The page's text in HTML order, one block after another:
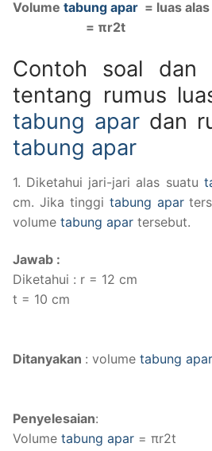
Volume tabung apar = luas
= πr2t
Contoh soal dan
tentang rumus
tabung apar dan
tabung apar
1. Diketahui jari-jari alas suatu
cm. Jika tinggi tabung apar
volume tabung apar tersebut.
Jawab :
Diketahui : r = 12 cm
t = 10 cm
Ditanyakan : volume tabung apar
Penyelesaian:
Volume tabung apar = πr2t